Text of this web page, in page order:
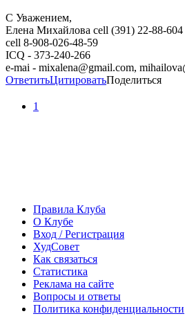
С Уважением,
Елена Михайлова cell (391) 22-88-604
cell 8-908-026-48-59
ICQ - 373-240-266
e-mai - mixalena@gmail.com,
ОтветитьЦитироватьПоделиться
1
Правила Клуба
О Клубе
Вход / Регистрация
ХудСовет
Как связаться
Статистика
Реклама на сайте
Вопросы и ответы
Политика конфиденциальности